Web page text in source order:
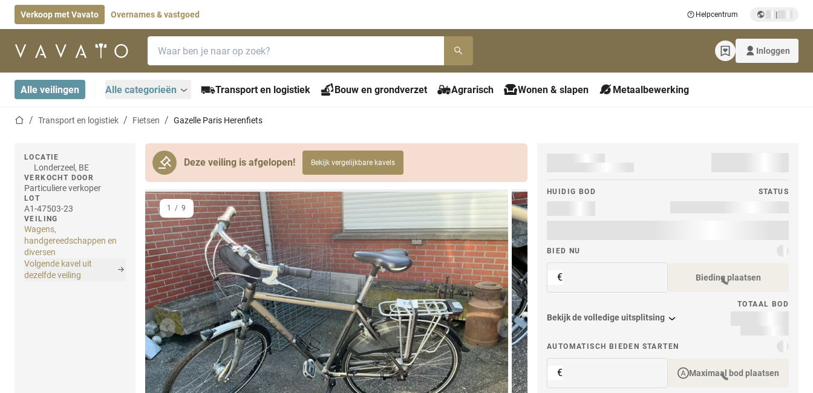
Verkoop met Vavato Overnames & vastgoed Helpcentrum |
Startpagina Inloggen
Alle veilingen Alle categorieën Transport en logistiek Bouw en grondverzet Agrarisch Wonen & slapen Metaalbewerking
StartpaginaTransport en logistiek Fietsen Gazelle Paris Herenfiets
Deze veiling is afgelopen! Bekijk vergelijkbare kavels
LOCATIE
Londerzeel, BE
VERKOCHT DOOR
Particuliere verkoper
LOT
A1-47503-23
VEILING
Wagens,
handgereedschappen en
diversen
Volgende kavel uit
dezelfde veiling
Vorig item Volgend item
1 / 9
HUIDIG ​​BOD STATUS
BIED NU
€ Bieding plaatsen
TOTAAL BOD
Bekijk de volledige uitsplitsing
AUTOMATISCH BIEDEN STARTEN
€ Maximaal bod plaatsen